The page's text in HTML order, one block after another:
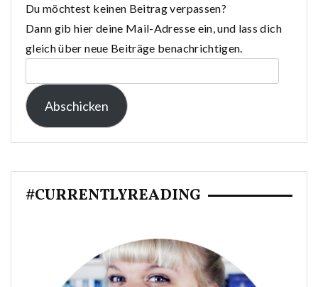
Du möchtest keinen Beitrag verpassen?
Dann gib hier deine Mail-Adresse ein, und lass dich
gleich über neue Beiträge benachrichtigen.
Mail-
Adresse:
Abschicken
#CURRENTLYREADING